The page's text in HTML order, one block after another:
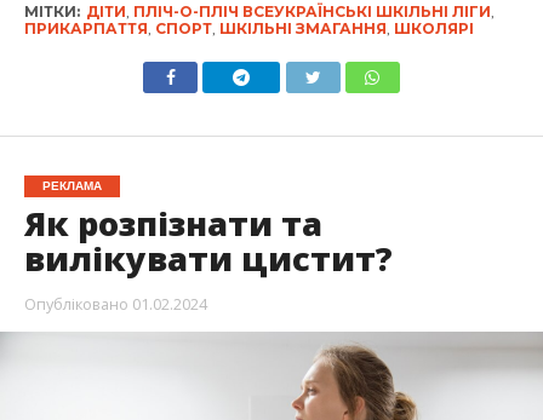
МІТКИ: ДІТИ ПЛІЧ-О-ПЛІЧ ВСЕУКРАЇНСЬКІ ШКІЛЬНІ ЛІГИ
ПРИКАРПАТТЯ СПОРТ, ШКІЛЬНІ ЗМАГАННЯ ШКОЛЯРІ
РЕКЛАМА
Як розпізнати та
вилікувати цистит?
Опубліковано 01.02.2024